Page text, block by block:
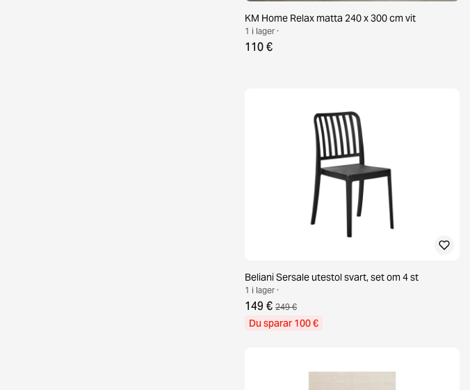
KM Home Relax matta 240 x 300 cm vit
1 i lager ·
110 €
Beliani Sersale utestol svart, set om 4 st
1 i lager ·
149 € 249 €
Du sparar 100 €